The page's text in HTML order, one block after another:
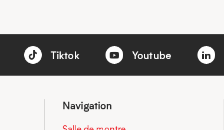
Tiktok Youtube
Navigation